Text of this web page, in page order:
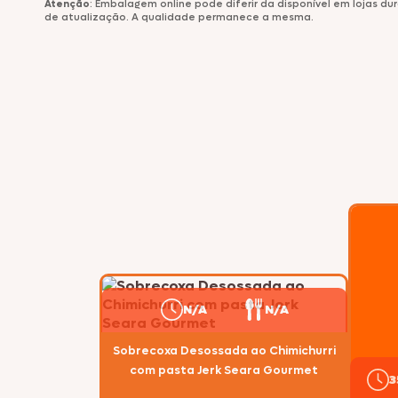
Margarinas
Peixes e Frutos do Mar
Kibe e Almôndegas
Atenção: Embalagem online pode diferir da disponível em lojas
de atualização. A qualidade permanece a mesma.
N/A N/A
Sobrecoxa Desossada ao Chimichurri
com pasta Jerk Seara Gourmet